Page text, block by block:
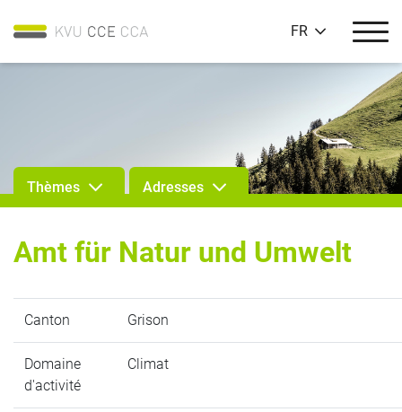
FR
Thèmes Adresses
Amt für Natur und Umwelt
Canton Grison
Domaine
d'activité
Climat